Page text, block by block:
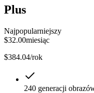
Plus
Najpopularniejszy
$32.00miesiąc
$384.04/rok
240 generacji